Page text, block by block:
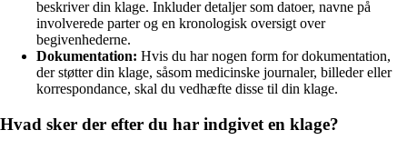
beskriver din klage. Inkluder detaljer som datoer, navne på
involverede parter og en kronologisk oversigt over
begivenhederne.
Dokumentation: Hvis du har nogen form for dokumentation,
der støtter din klage, såsom medicinske journaler, billeder eller
korrespondance, skal du vedhæfte disse til din klage.
Hvad sker der efter du har indgivet en klage?